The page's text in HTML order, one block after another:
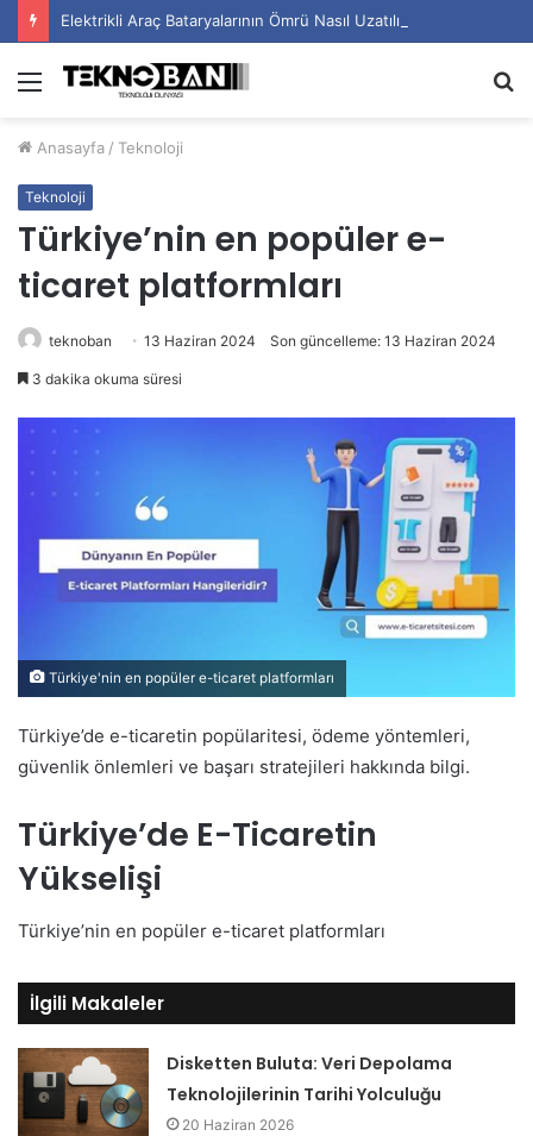
Elektrikli Araç Bataryalarının Ömrü Nasıl Uzatılır?
Menü
Anasayfa / Teknoloji
Teknoloji
Türkiye’nin en popüler e-
ticaret platformları
teknoban 13 Haziran 2024 Son güncelleme: 13 Haziran 2024
3 dakika okuma süresi
Türkiye'nin en popüler e-ticaret platformları
Türkiye’de e-ticaretin popülaritesi, ödeme yöntemleri,
güvenlik önlemleri ve başarı stratejileri hakkında bilgi.
Türkiye’de E-Ticaretin
Yükselişi
Türkiye’nin en popüler e-ticaret platformları
İlgili Makaleler
Disketten Buluta: Veri Depolama
Teknolojilerinin Tarihi Yolculuğu
20 Haziran 2026